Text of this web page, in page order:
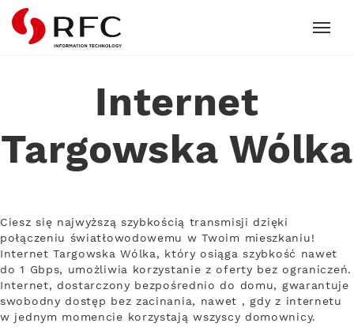
RFC
Internet
Targowska Wólka
Ciesz się najwyższą szybkością transmisji dzięki
połączeniu światłowodowemu w Twoim mieszkaniu!
Internet Targowska Wólka, który osiąga szybkość nawet
do 1 Gbps, umożliwia korzystanie z oferty bez ograniczeń.
Internet, dostarczony bezpośrednio do domu, gwarantuje
swobodny dostęp bez zacinania, nawet , gdy z internetu
w jednym momencie korzystają wszyscy domownicy.